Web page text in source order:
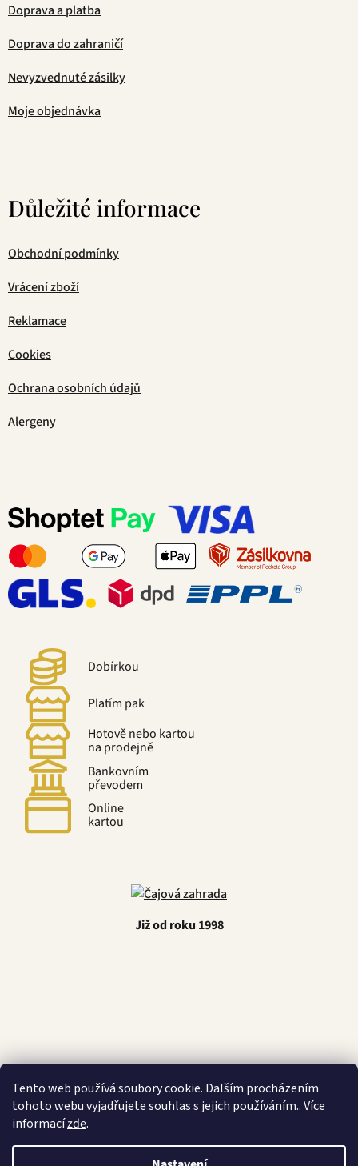
Tento web používá soubory cookie. Dalším procházením
tohoto webu vyjadřujete souhlas s jejich používáním.. Více
informacízde.
Doprava a platba
Doprava do zahraničí
Nevyzvednuté zásilky
Moje objednávka
Důležité informace
Obchodní podmínky
Vrácení zboží
Reklamace
Cookies
Ochrana osobních údajů
Alergeny
Dobírkou
Platím pak
Hotově nebo kartou
na prodejně
Bankovním
převodem
Online
kartou
Již od roku 1998
Latino Café